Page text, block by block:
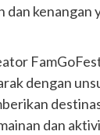
dan
dengan
dan